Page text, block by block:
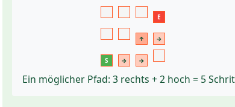
E
↑ →
S → →
Ein möglicher Pfad: 3 rechts + 2 hoch = 5